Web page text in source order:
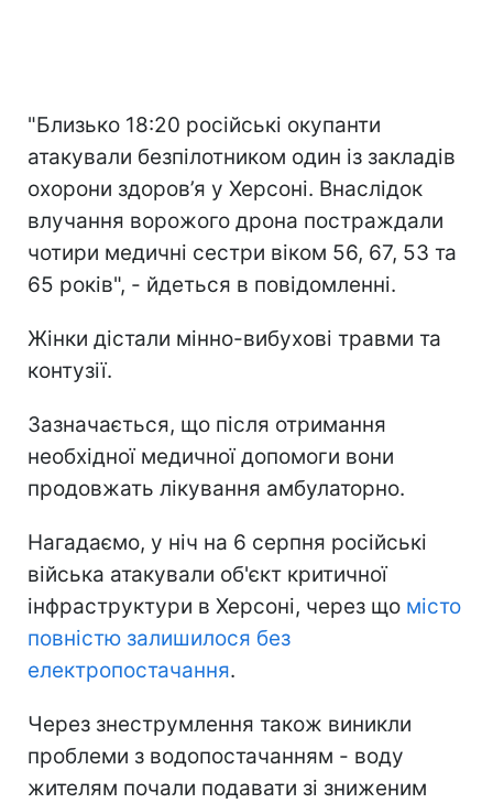
"Близько 18:20 російські окупанти
атакували безпілотником один із закладів
охорони здоров’я у Херсоні. Внаслідок
влучання ворожого дрона постраждали
чотири медичні сестри віком 56, 67, 53 та
65 років", - йдеться в повідомленні.
Жінки дістали мінно-вибухові травми та
контузії.
Зазначається, що після отримання
необхідної медичної допомоги вони
продовжать лікування амбулаторно.
Нагадаємо, у ніч на 6 серпня російські
війська атакували об'єкт критичної
інфраструктури в Херсоні, через що місто
повністю залишилося без
електропостачання.
Через знеструмлення також виникли
проблеми з водопостачанням - воду
жителям почали подавати зі зниженим